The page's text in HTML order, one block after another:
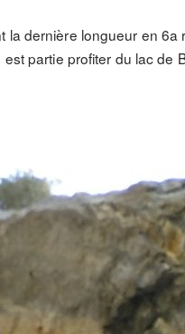
dernière longueur en
partie profiter du lac